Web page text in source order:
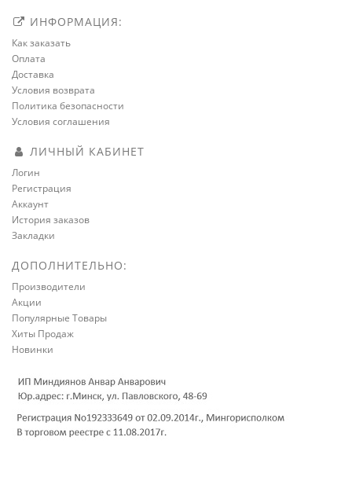
ИНФОРМАЦИЯ:
Как заказать
Оплата
Доставка
Условия возврата
Политика безопасности
Условия соглашения
ЛИЧНЫЙ КАБИНЕТ
Логин
Регистрация
Аккаунт
История заказов
Закладки
ДОПОЛНИТЕЛЬНО:
Производители
Акции
Популярные Товары
Хиты Продаж
Новинки